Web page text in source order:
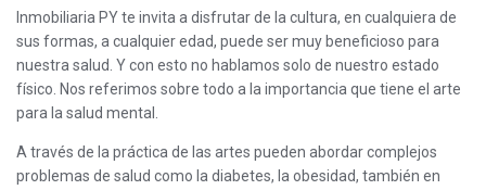
Inmobiliaria PY te invita a disfrutar de la cultura, en cualquiera de
sus formas, a cualquier edad, puede ser muy beneficioso para
nuestra salud. Y con esto no hablamos solo de nuestro estado
físico. Nos referimos sobre todo a la importancia que tiene el arte
para la salud mental.
A través de la práctica de las artes pueden abordar complejos
problemas de salud como la diabetes, la obesidad, también en